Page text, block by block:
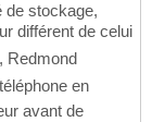
de stockage,
différent de celui
Redmond
en
avant de